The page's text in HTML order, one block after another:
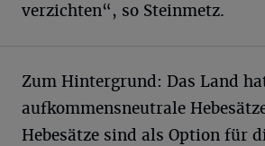
verzichten“, so Steinmetz.
Zum Hintergrund: Das Land
aufkommensneutrale
Hebesätze sind als Option für